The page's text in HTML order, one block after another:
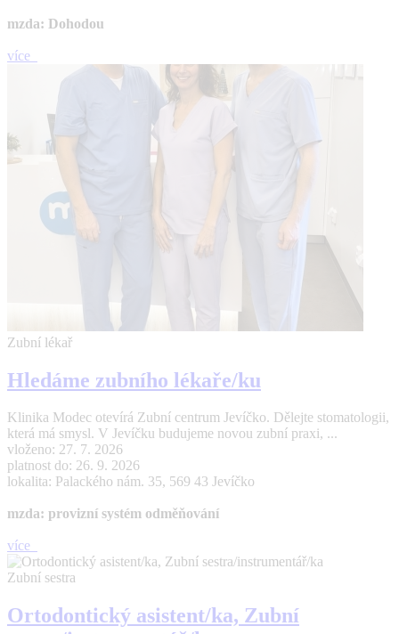
mzda: Dohodou
více
Zubní lékař
Hledáme zubního lékaře/ku
Klinika Modec otevírá Zubní centrum Jevíčko. Dělejte stomatologii,
která má smysl. V Jevíčku budujeme novou zubní praxi, ...
vloženo: 27. 7. 2026
platnost do: 26. 9. 2026
lokalita: Palackého nám. 35, 569 43 Jevíčko
mzda: provizní systém odměňování
více
Zubní sestra
Ortodontický asistent/ka, Zubní